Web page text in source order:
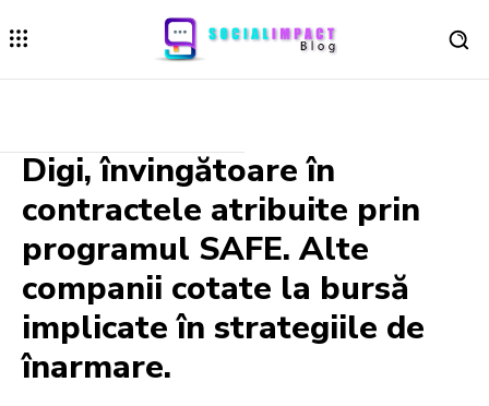
Digi, învingătoare în
contractele atribuite prin
programul SAFE. Alte
companii cotate la bursă
implicate în strategiile de
înarmare.